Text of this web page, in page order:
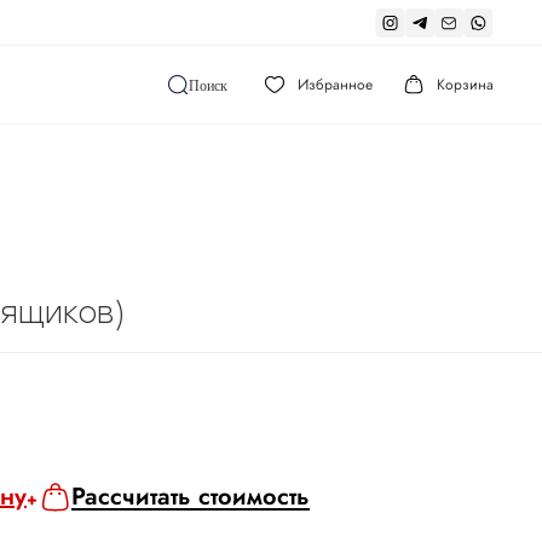
Поиск Избранное Корзина
Рассчитать стоимость